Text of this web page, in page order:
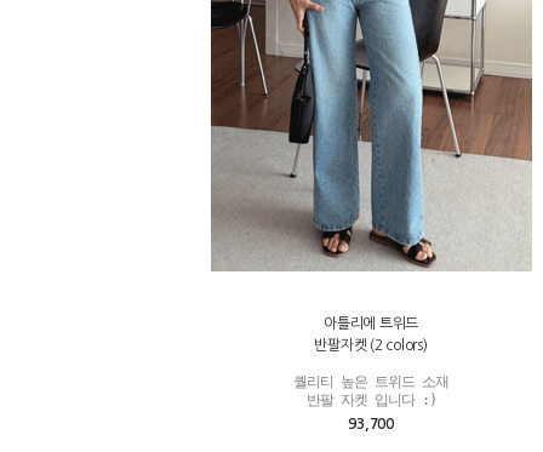
아틀리에 트위드
반팔자켓 (2 colors)
퀄리티 높은 트위드 소재
반팔 자켓 입니다 :)
93,700